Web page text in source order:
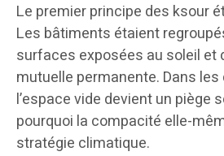
Le premier principe des ksour
Les bâtiments étaient
surfaces exposées au soleil et
mutuelle permanente. Dans
l’espace vide devient un piège
pourquoi la compacité elle-
stratégie climatique.